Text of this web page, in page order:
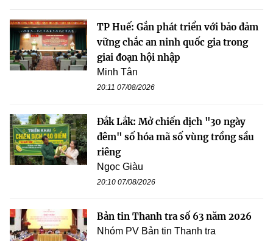
TP Huế: Gắn phát triển với bảo đảm
vững chắc an ninh quốc gia trong
giai đoạn hội nhập
Minh Tân
20:11 07/08/2026
Đắk Lắk: Mở chiến dịch "30 ngày
đêm" số hóa mã số vùng trồng sầu
riêng
Ngọc Giàu
20:10 07/08/2026
Bản tin Thanh tra số 63 năm 2026
Nhóm PV Bản tin Thanh tra